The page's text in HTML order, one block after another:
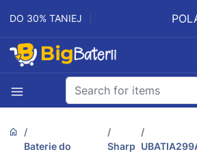
DO 30% TANIEJ
Baterie do
Sharp